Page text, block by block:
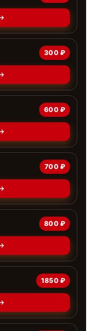
300 ₽
600 ₽
700 ₽
800 ₽
1850 ₽